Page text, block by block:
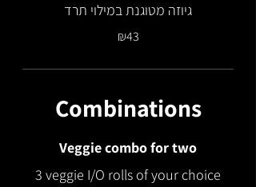
גיוזה מטוגנת במילוי תרד
₪43
Combinations
Veggie combo for two
3 veggie I/O rolls of your choice